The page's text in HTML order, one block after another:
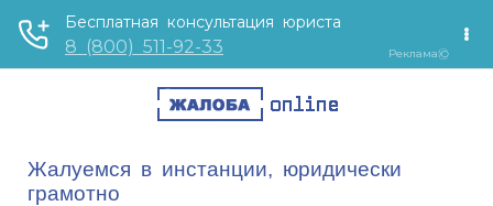
Жалуемся в инстанции, юридически
грамотно